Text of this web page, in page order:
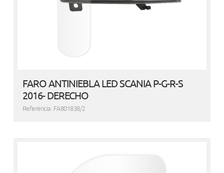
FARO ANTINIEBLA LED SCANIA P-G-R-S
2016- DERECHO
Referencia: FA801838/2